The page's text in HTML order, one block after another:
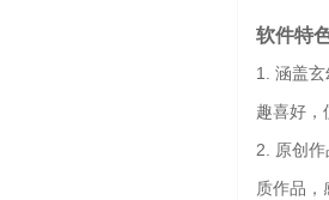
软件特
1. 涵盖
趣喜好，
2. 原创
质作品，